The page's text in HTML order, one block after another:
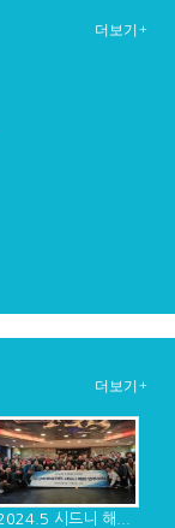
더보기+
더보기+
시드니 해...